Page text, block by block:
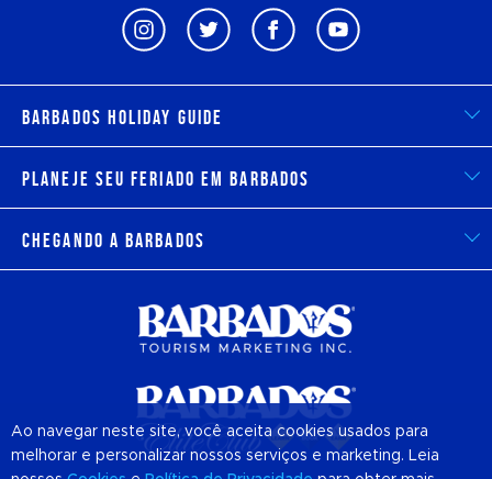
Barbados Holiday Guide
Planeje seu feriado em Barbados
Chegando a Barbados
Ao navegar neste site, você aceita cookies usados para
melhorar e personalizar nossos serviços e marketing. Leia